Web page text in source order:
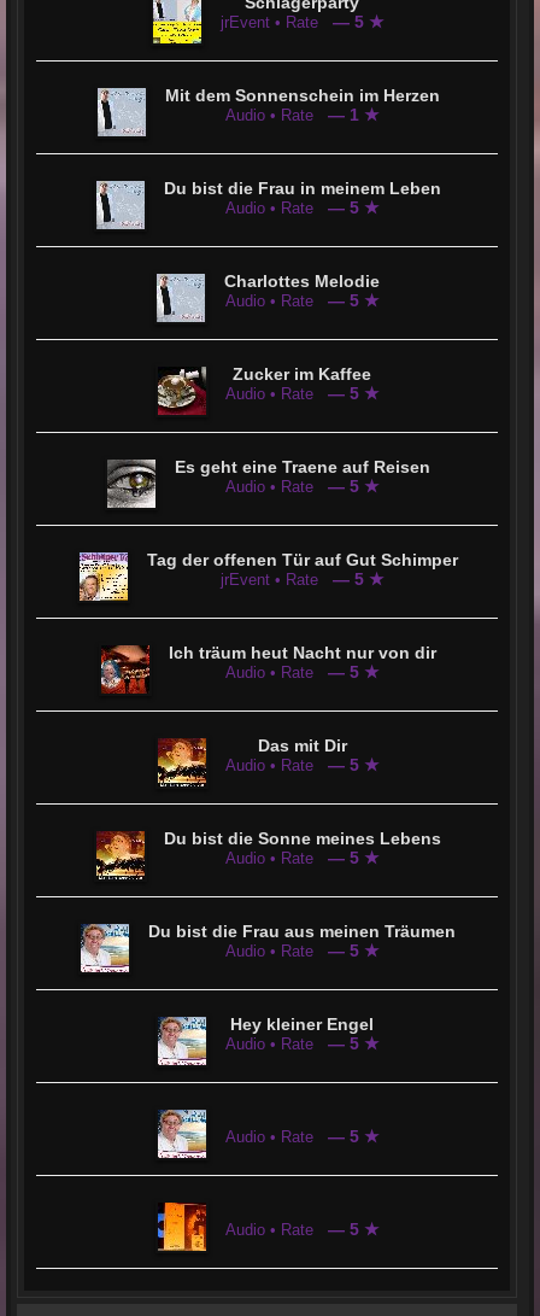
jrEvent • Rate — 5 ★
Mit dem Sonnenschein im Herzen
Audio • Rate — 1 ★
Du bist die Frau in meinem Leben
Audio • Rate — 5 ★
Charlottes Melodie
Audio • Rate — 5 ★
Zucker im Kaffee
Audio • Rate — 5 ★
Es geht eine Traene auf Reisen
Audio • Rate — 5 ★
Tag der offenen Tür auf Gut Schimper
jrEvent • Rate — 5 ★
Ich träum heut Nacht nur von dir
Audio • Rate — 5 ★
Das mit Dir
Audio • Rate — 5 ★
Du bist die Sonne meines Lebens
Audio • Rate — 5 ★
Du bist die Frau aus meinen Träumen
Audio • Rate — 5 ★
Hey kleiner Engel
Audio • Rate — 5 ★
Audio • Rate — 5 ★
Audio • Rate — 5 ★